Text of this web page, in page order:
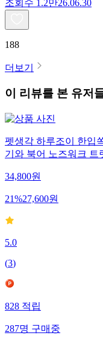
조회수 1.2만26.06.30
188
더보기
이 리뷰를 본 유저
펫생각 하루조이 한입
기와 북어 노즈워크 트
34,800원
21%27,600원
5.0
(3)
828 적립
287명 구매중